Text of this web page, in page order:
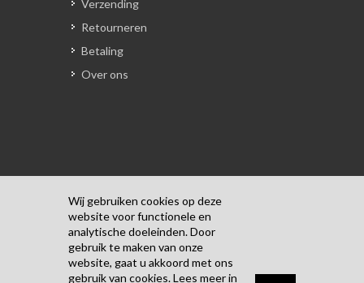
Verzending
Retourneren
Betaling
Over ons
Copyrights © 2018 Alle rechten
voorbehouden door Kunst Door Pascale.
Algemene Voorwaarden /Privacyverklaring
Wij gebruiken cookies op deze
website voor functionele en
analytische doeleinden. Door
gebruik te maken van onze
website, gaat u akkoord met ons
gebruik van cookies. Lees meer in